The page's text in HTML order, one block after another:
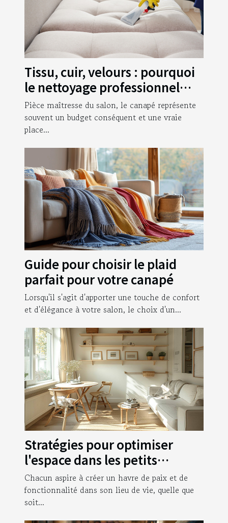
Tissu, cuir, velours : pourquoi
le nettoyage professionnel
d'un canapé reste
irremplaçable ?
Pièce maîtresse du salon, le canapé représente
souvent un budget conséquent et une vraie
place...
Guide pour choisir le plaid
parfait pour votre canapé
Lorsqu'il s'agit d'apporter une touche de confort
et d'élégance à votre salon, le choix d'un...
Stratégies pour optimiser
l'espace dans les petits
appartements
Chacun aspire à créer un havre de paix et de
fonctionnalité dans son lieu de vie, quelle que
soit...